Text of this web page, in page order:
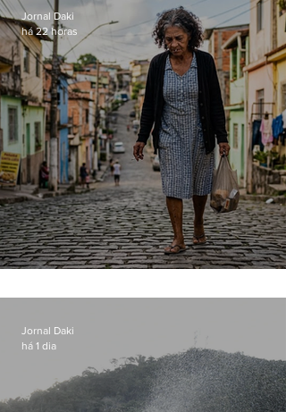
Jornal Daki
há 22 horas
Jornal Daki
há 1 dia